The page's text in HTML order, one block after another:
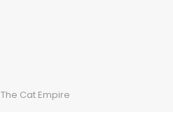
The Cat Empire